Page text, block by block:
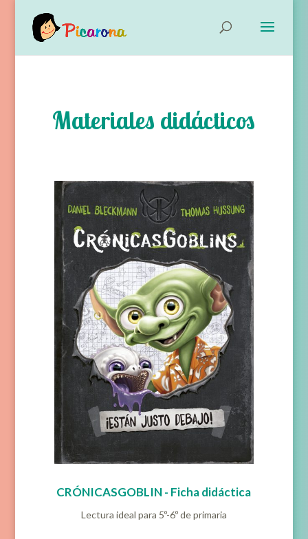
Materiales didácticos
CRÓNICASGOBLIN - Ficha didáctica
Lectura ideal para 5º-6º de primaria